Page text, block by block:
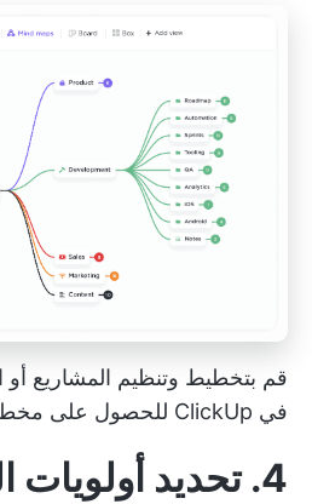
قم بتخطيط وتنظيم المشاريع أو
في ClickUp للحصول على مخطط تفصيلي مرئي مثالي
4. تحديد أولويات التحسينات